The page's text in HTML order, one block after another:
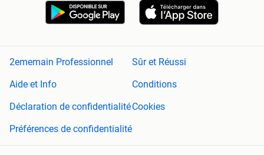
2ememain Professionnel
Sûr et Réussi
Aide et Info
Conditions
Déclaration de confidentialitéCookies
Préférences de confidentialité